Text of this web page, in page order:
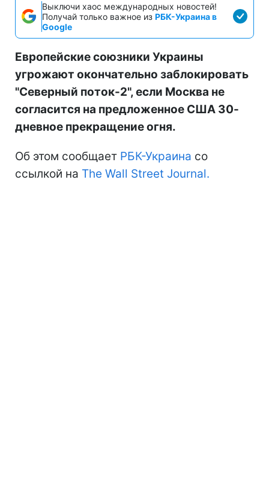
Выключи хаос международных новостей!
Получай только важное из РБК-Украина в
Google
Европейские союзники Украины
угрожают окончательно заблокировать
"Северный поток-2", если Москва не
согласится на предложенное США 30-
дневное прекращение огня.
Об этом сообщает РБК-Украина со
ссылкой на The Wall Street Journal.